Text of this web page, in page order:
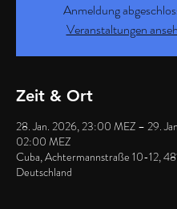
Anmeldung
Veranstaltungen
Zeit & Ort
28. Jan. 2026, 23:00 MEZ – 29.
02:00 MEZ
Cuba, Achtermannstraße 10-12,
Deutschland